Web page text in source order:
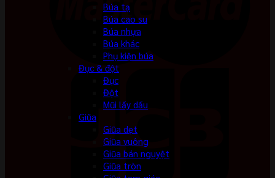
Búa tạ
Búa cao su
Búa nhựa
Búa khác
Phụ kiện búa
Đục & đột
Đục
Đột
Mũi lấy dấu
Giũa
Giũa dẹt
Giũa vuông
Giũa bán nguyệt
Giũa tròn